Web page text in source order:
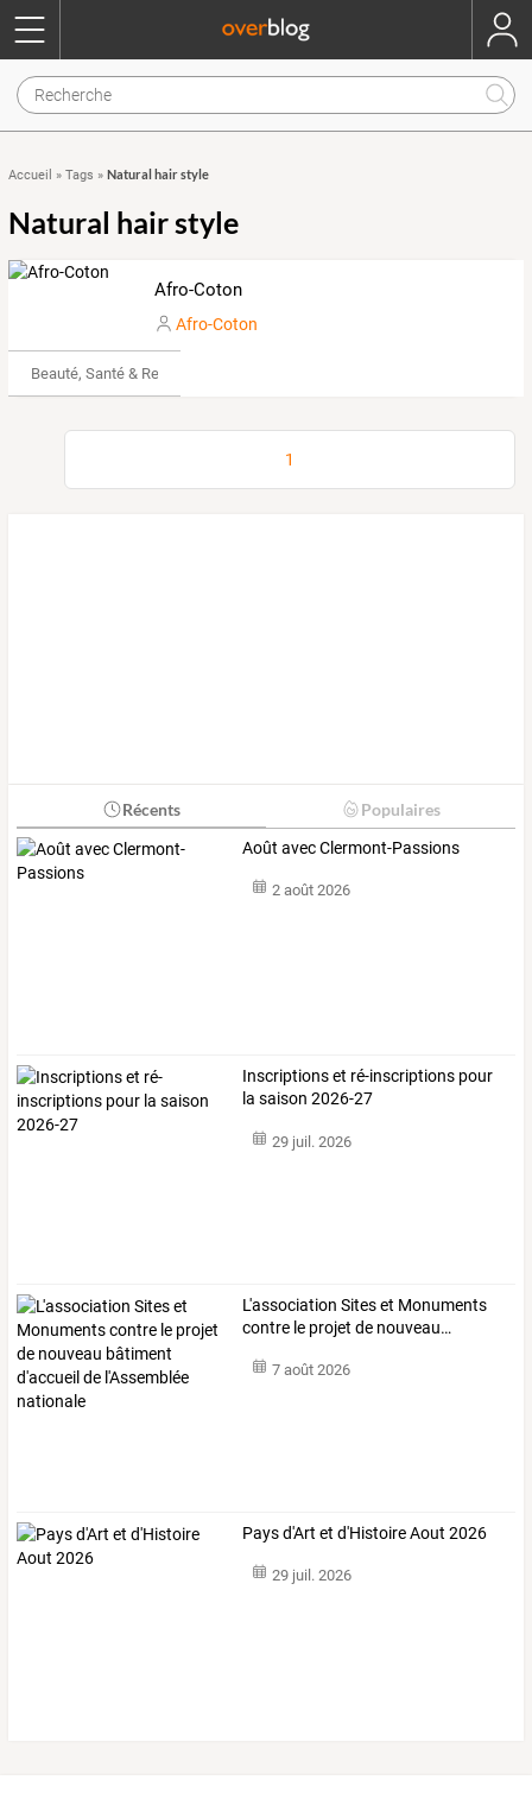
Accueil » Tags » Natural hair style
Natural hair style
Afro-Coton
Afro-Coton
Beauté, Santé & Remise en forme
1
Récents Populaires
Août avec Clermont-Passions
2 août 2026
Inscriptions et ré-inscriptions pour
la saison 2026-27
29 juil. 2026
L'association Siteset Monuments
contre le projet de nouveau…
7 août 2026
Pays d'Art et d'Histoire Aout 2026
29 juil. 2026